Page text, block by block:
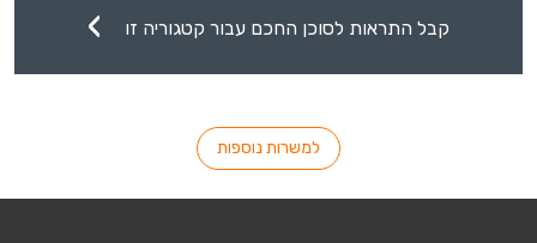
קבל התראות לסוכן החכם עבור קטגוריה זו
למשרות נוספות